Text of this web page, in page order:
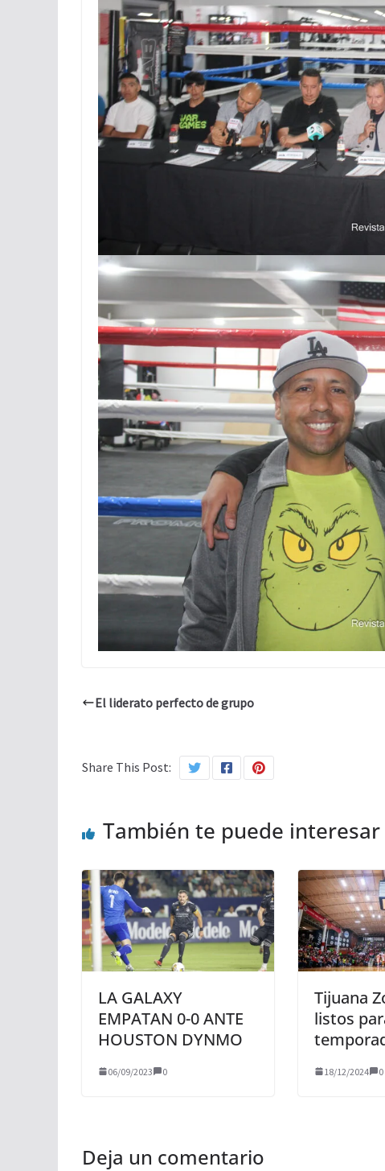
El liderato perfecto de grupo
Share This Post:
También te puede interesar
LA GALAXY
EMPATAN 0-0 ANTE
HOUSTON DYNMO
06/09/2023 0
Tijuana
listos
18/12/2024 0
Deja un comentario